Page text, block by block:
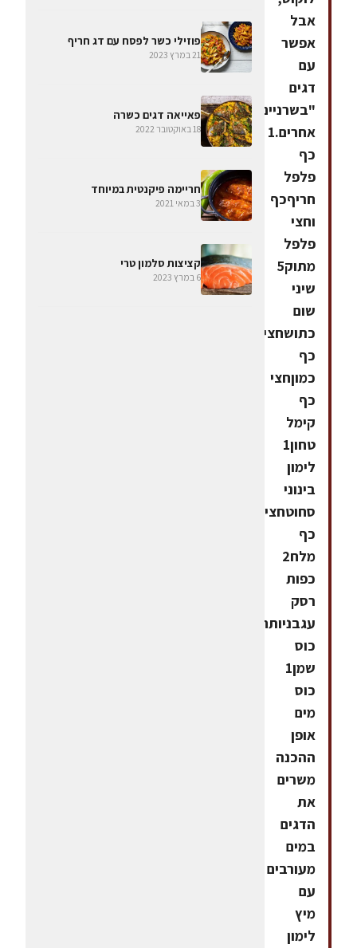
אבל
אפשר
עם
דגים
"בשרניים"
אחרים.1
כף
פלפל
חריףכף
וחצי
פלפל
מתוק5
שיני
שום
כתושחצי
כף
כמוןחצי
כף
קימל
טחון1
לימון
בינוני
סחוטחצי
כף
מלח2
כפות
רסק
עגבניותחצי
כוס
שמן1
כוס
מים
אופן
ההכנה
משרים
את
הדגים
במים
מעורבים
עם
מיץ
לימון
פוזילי כשר לפסח עם דג חריף
21 במרץ 2023
פאייאה דגים כשרה
18 באוקטובר 2022
חריימה פיקנטית במיוחד
3 במאי 2021
קציצות סלמון טרי
6 במרץ 2023